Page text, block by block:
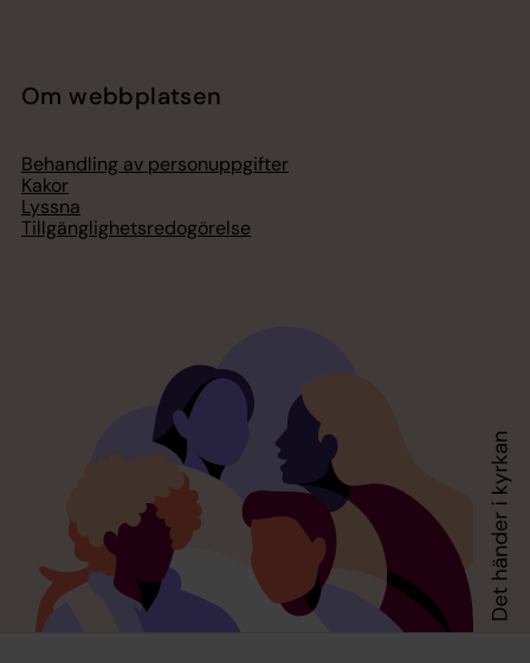
Om webbplatsen
Behandling av personuppgifter
Kakor
Lyssna
Tillgänglighetsredogörelse